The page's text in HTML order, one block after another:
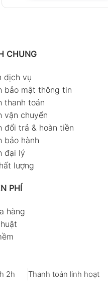
CHUNG
dịch vụ
bảo mật thông tin
thanh toán
vận chuyển
đổi trả & hoàn tiền
bảo hành
đại lý
lượng
PHÍ
hàng
2h Thanh toán linh hoạt